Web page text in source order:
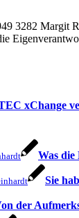
3282 Margit
xChange
Was
Sie
der